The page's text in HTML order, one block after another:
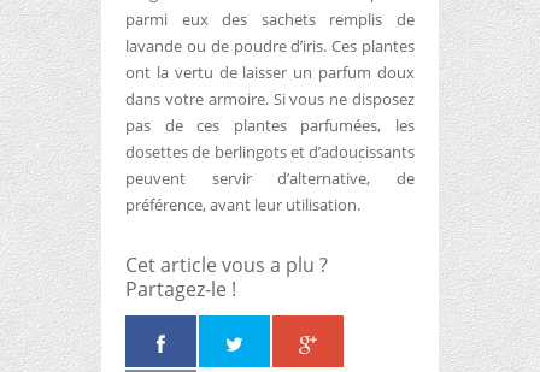
parmi eux des sachets remplis de
lavande ou de poudre d’iris. Ces plantes
ont la vertu de laisser un parfum doux
dans votre armoire. Si vous ne disposez
pas de ces plantes parfumées, les
dosettes de berlingots et d’adoucissants
peuvent servir d’alternative, de
préférence, avant leur utilisation.
Cet article vous a plu ?
Partagez-le !